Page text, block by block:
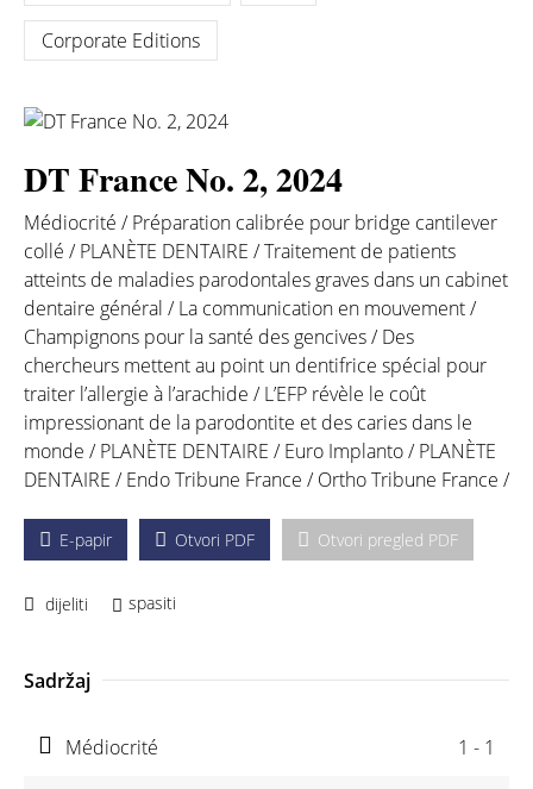
Corporate Editions
DT France No. 2, 2024
Médiocrité /Préparation calibrée pour bridge cantilever
collé /PLANÈTE DENTAIRE /Traitement de patients
atteints de maladies parodontales graves dans un cabinet
dentaire général /La communication en mouvement /
Champignons pour la santé des gencives /Des
chercheurs mettent au point un dentifrice spécial pour
traiter l’allergie à l’arachide /L’EFP révèle le coût
impressionant de la parodontite et des caries dans le
monde /PLANÈTE DENTAIRE /Euro Implanto /PLANÈTE
DENTAIRE /Endo Tribune France /Ortho Tribune France /
E-papir Otvori PDF Otvori pregled PDF
dijeliti spasiti
Sadržaj
Médiocrité 1 - 1